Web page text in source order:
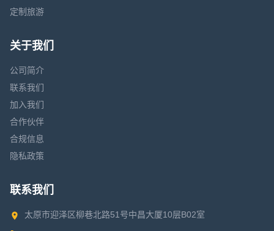
定制旅游
关于我们
公司简介
联系我们
加入我们
合作伙伴
合规信息
隐私政策
联系我们
太原市迎泽区柳巷北路51号中昌大厦10层B02室